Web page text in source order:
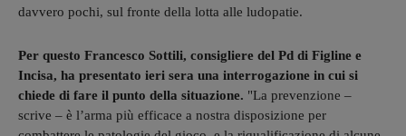
davvero pochi, sul fronte della lotta alle ludopatie.
Per questo Francesco Sottili, consigliere del Pd di Figline e
Incisa, ha presentato ieri sera una interrogazione in cui si
chiede di fare il punto della situazione. "La prevenzione –
scrive – è l’arma più efficace a nostra disposizione per